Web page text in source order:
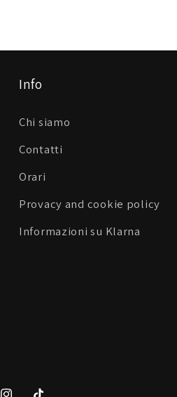
Info
Chi siamo
Contatti
Orari
Provacy and cookie policy
Informazioni su Klarna